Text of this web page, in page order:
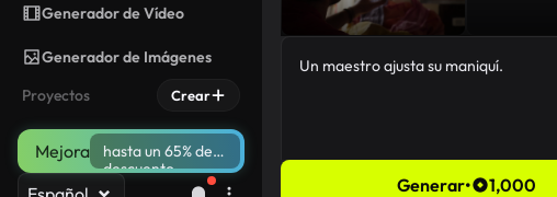
Generador de Vídeo
Generador de Imágenes
Proyectos
Crear
Mejora
hasta un 65% de
descuento
Generar• 1,000